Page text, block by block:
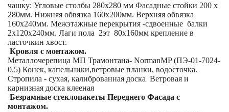
чашку: Угловые столбы 280х280 мм Фасадные стойки 200 х
280мм. Нижняя обвязка 160х200мм. Верхняя обвязка
160х240мм. Межэтажные перекрытия -сдвоенные балки
2х120х240мм. Лаги пола 2эт 80х160мм крепление в
ласточкин хвост.
Кровля с монтажом.
Металлочерепица МП Трамонтана- NormanMP (ПЭ-01-7024-
0.5) Конек, капельники,ветровые планки, водосточка.
Стропила - сухая, калиброванная доска Ветровая и
карнизная доска клееная
Безрамные стеклопакеты Переднего Фасада с
монтажом.